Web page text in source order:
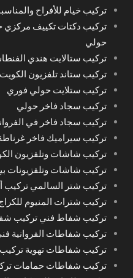
تركيب خيام للأفراح
تركيب دكتات تكييف
حولي
تركيب ستالايت هندي
تركيب ستاند تلفزيون الكويت50355377
تركيب ستلايت حولي فوري
تركيب سجاد فاخر حولي
تركيب سجاد فاخر في
تركيب سيراميك فاخر
تركيب شاشات وتلفزيون
تركيب شاشات وتلفزيونات
تركيب شتر السالمي تركيب
تركيب شترات المنيوم
تركيب شفاط فني تركيب
تركيب شفاطات الفروانية
تركيب شفاطات تهوية
تركيب شفاطات حمامات